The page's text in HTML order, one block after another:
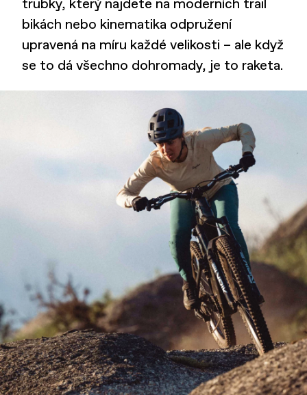
trubky, který najdete na moderních trail
bikách nebo kinematika odpružení
upravená na míru každé velikosti – ale když
se to dá všechno dohromady, je to raketa.